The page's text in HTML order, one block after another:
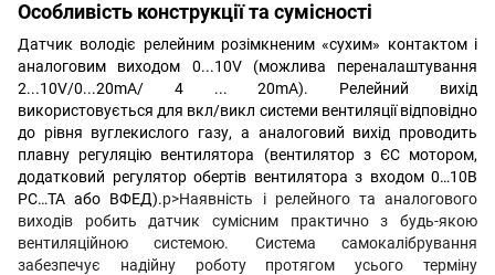
Особливість конструкції та сумісності
Датчик володіє релейним розімкненим «сухим» контактом і
аналоговим виходом 0...10V (можлива переналаштування
2...10V/0...20mA/ 4 ... 20mA). Релейний вихід
використовується для вкл/викл системи вентиляції відповідно
до рівня вуглекислого газу, а аналоговий вихід проводить
плавну регуляцію вентилятора (вентилятор з ЄС мотором,
додатковий регулятор обертів вентилятора з входом 0…10В
РС…ТА або ВФЕД).p>Наявність і релейного та аналогового
виходів робить датчик сумісним практично з будь-якою
вентиляційною системою. Система самокалібрування
забезпечує надійну роботу протягом усього терміну